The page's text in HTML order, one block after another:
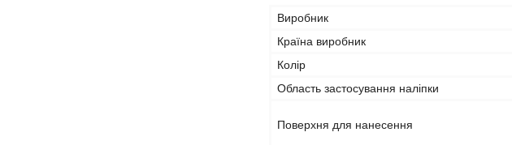
Виробник
Країна виробник
Колір
Область застосування наліпки
Поверхня для нанесення